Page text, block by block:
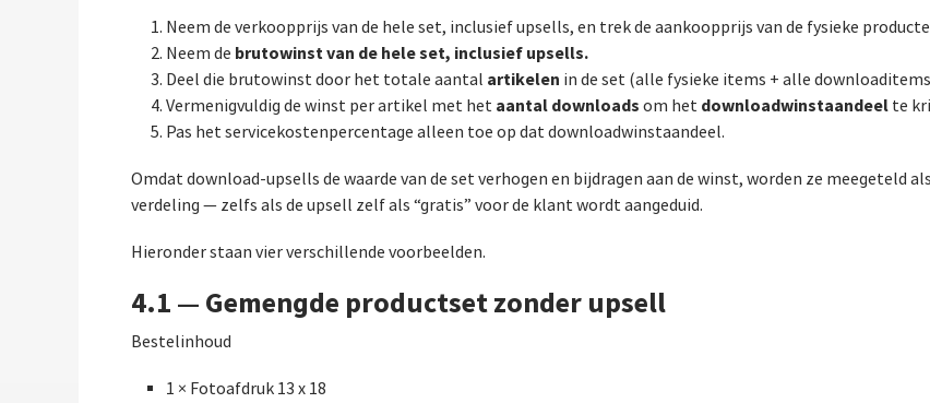
Neem de verkoopprijs van de hele set, inclusief upsells, en trek de aankoopprijs van de fysieke
Neem de brutowinst van de hele set, inclusief upsells.
Deel die brutowinst door het totale aantal artikelen in de set (alle fysieke items + alle
Vermenigvuldig de winst per artikel met het aantal downloads om het downloadwinstaandeel te
Pas het servicekostenpercentage alleen toe op dat downloadwinstaandeel.
Omdat download-upsells de waarde van de set verhogen en bijdragen aan de winst, worden ze meegeteld
verdeling — zelfs als de upsell zelf als “gratis” voor de klant wordt aangeduid.
Hieronder staan vier verschillende voorbeelden.
4.1 — Gemengde productset zonder upsell
Bestelinhoud
1 × Fotoafdruk 13 x 18